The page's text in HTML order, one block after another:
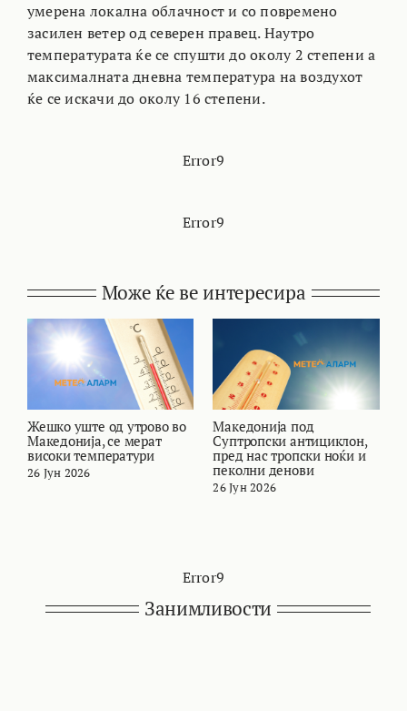
умерена локална облачност и со повремено
засилен ветер од северен правец. Наутро
температурата ќе се спушти до околу 2 степени а
максималната дневна температура на воздухот
ќе се искачи до околу 16 степени.
Error9
Error9
Може ќе ве интересира
Жешко уште од утрово во
Македонија, се мерат
високи температури
26 Јун 2026
Македонија под
Суптропски антициклон,
пред нас тропски ноќи и
пеколни денови
26 Јун 2026
Error9
Занимливости